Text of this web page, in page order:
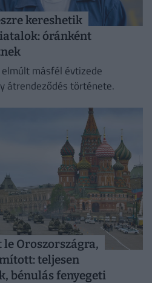
kereshetik
óránként
másfél évtizede
átrendeződés története.
Oroszországra,
teljesen
bénulás fenyegeti